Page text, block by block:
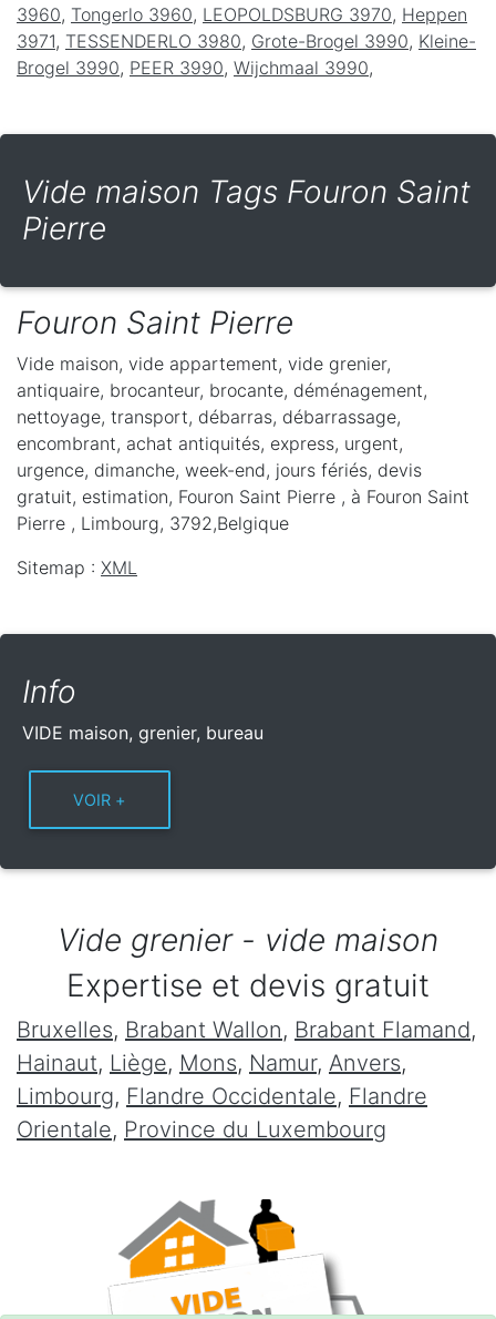
3960, Tongerlo 3960, LEOPOLDSBURG 3970, Heppen
3971, TESSENDERLO 3980, Grote-Brogel 3990, Kleine-
Brogel 3990, PEER 3990, Wijchmaal 3990,
Vide maison Tags Fouron Saint
Pierre
Fouron Saint Pierre
Vide maison, vide appartement, vide grenier,
antiquaire, brocanteur, brocante, déménagement,
nettoyage, transport, débarras, débarrassage,
encombrant, achat antiquités, express, urgent,
urgence, dimanche, week-end, jours fériés, devis
gratuit, estimation, Fouron Saint Pierre , à Fouron Saint
Pierre , Limbourg, 3792,Belgique
Sitemap : XML
Info
VIDE maison, grenier, bureau
Vide grenier - vide maison
Expertise et devis gratuit
Bruxelles, Brabant Wallon, Brabant Flamand,
Hainaut, Liège, Mons, Namur, Anvers,
Limbourg, Flandre Occidentale, Flandre
Orientale, Province du Luxembourg